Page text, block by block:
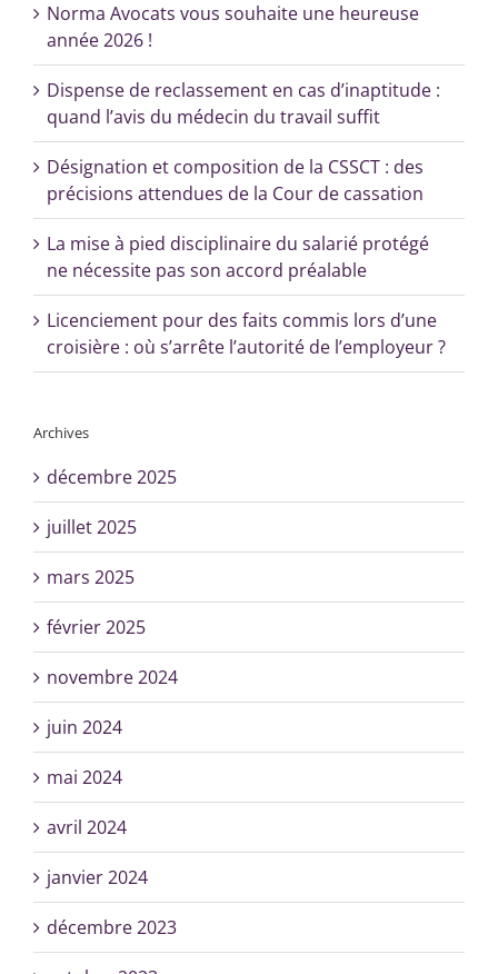
Norma Avocats vous souhaite une heureuse
année 2026 !
Dispense de reclassement en cas d’inaptitude :
quand l’avis du médecin du travail suffit
Désignation et composition de la CSSCT : des
précisions attendues de la Cour de cassation
La mise à pied disciplinaire du salarié protégé
ne nécessite pas son accord préalable
Licenciement pour des faits commis lors d’une
croisière : où s’arrête l’autorité de l’employeur ?
Archives
décembre 2025
juillet 2025
mars 2025
février 2025
novembre 2024
juin 2024
mai 2024
avril 2024
janvier 2024
décembre 2023